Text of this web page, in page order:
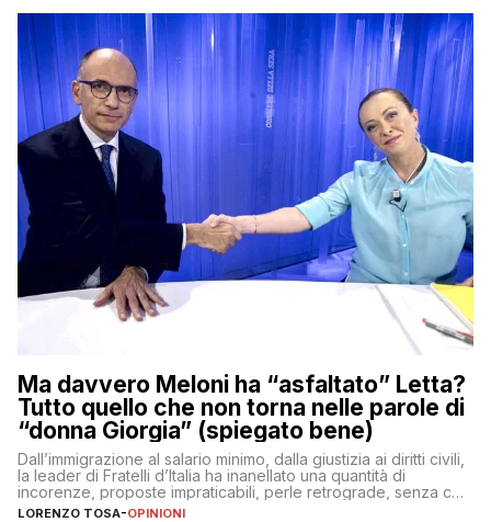
Ma davvero Meloni ha “asfaltato” Letta?
Tutto quello che non torna nelle parole di
“donna Giorgia” (spiegato bene)
Dall’immigrazione al salario minimo, dalla giustizia ai diritti civili,
la leader di Fratelli d’Italia ha inanellato una quantità di
incorenze, proposte impraticabili, perle retrograde, senza che
nessuno – a destra come a sinistra – glielo abbia fatto notare
LORENZO TOSA-OPINIONI